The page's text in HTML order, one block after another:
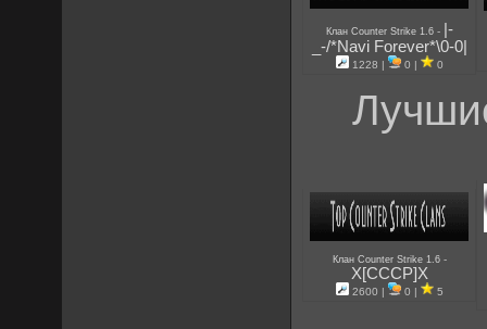
Клан Counter Strike 1.6 -
|-
_-/*Navi Forever*\0-0|
1228 | 0 | 0
Клан Counter Strike 1.6 -
X[CCCP]X
2600 | 0 | 5